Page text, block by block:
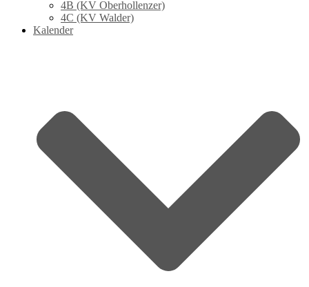
4B (KV Oberhollenzer)
4C (KV Walder)
Kalender